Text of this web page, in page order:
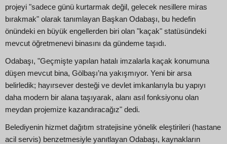
projeyi "sadece günü kurtarmak değil, gelecek nesillere miras
bırakmak" olarak tanımlayan Başkan Odabaşı, bu hedefin
önündeki en büyük engellerden biri olan "kaçak" statüsündeki
mevcut öğretmenevi binasını da gündeme taşıdı.
Odabaşı, "Geçmişte yapılan hatalı imzalarla kaçak konumuna
düşen mevcut bina, Gölbaşı’na yakışmıyor. Yeni bir arsa
belirledik; hayırsever desteği ve devlet imkanlarıyla bu yapıyı
daha modern bir alana taşıyarak, alanı asıl fonksiyonu olan
meydan projemize kazandıracağız" dedi.
Belediyenin hizmet dağıtım stratejisine yönelik eleştirileri (hastane
acil servis) benzetmesiyle yanıtlayan Odabaşı, kaynakların